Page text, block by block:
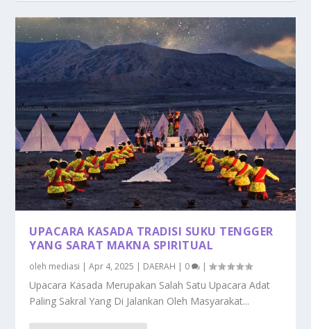
UPACARA KASADA TRADISI SUKU TENGGER
YANG SARAT MAKNA SPIRITUAL
oleh mediasi |Apr 4, 2025 | DAERAH | 0 |
Upacara Kasada Merupakan Salah Satu Upacara Adat
Paling Sakral Yang Di Jalankan Oleh Masyarakat...